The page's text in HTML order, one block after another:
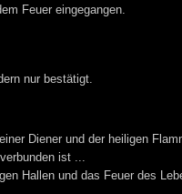
Feuer eingegangen.
nur bestätigt.
Diener und der heiligen
ist ...
Hallen und das Feuer des